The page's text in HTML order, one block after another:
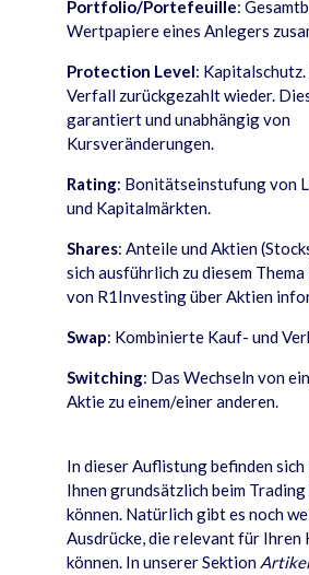
Portfolio/Portefeuille:
Wertpapiere eines Anlegers
Protection Level:
Verfall zurückgezahlt wieder.
garantiert und unabhängig von
Kursveränderungen.
Rating: Bonitätseinstufung von
und Kapitalmärkten.
Shares: Anteile und Aktien
sich ausführlich zu diesem
von R1Investing über Aktien
Swap: Kombinierte Kauf- und
Switching: Das Wechseln von
Aktie zu einem/einer anderen.
In dieser Auflistung befinden
Ihnen grundsätzlich beim
können. Natürlich gibt es noch
Ausdrücke, die relevant für Ihren
können. In unserer Sektion